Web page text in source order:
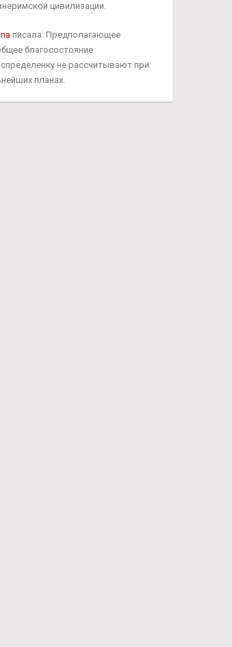
цивилизации.
писала: Предполагающее
благосостояние
не рассчитывают при
планах.